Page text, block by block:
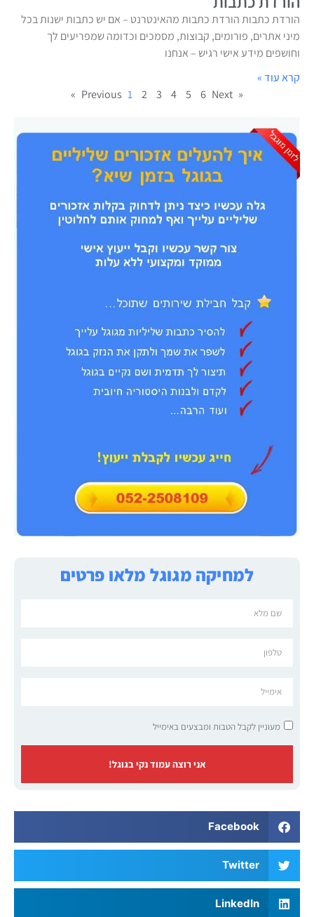
הורדת כתבות הורדת כתבות מהאינטרנט – אם יש כתבות ישנות בכל
מיני אתרים, פורומים, קבוצות, מסמכים וכדומה שמפריעים לך
וחושפים מידע אישי רגיש – אנחנו
קרא עוד »
« Previous
1 2 3 4 5 6 Next »
למחיקה מגוגל מלאו פרטים
מעוניין לקבל הטבות ומבצעים באימייל
אני רוצה עמוד נקי בגוגל!
Facebook
Twitter
LinkedIn